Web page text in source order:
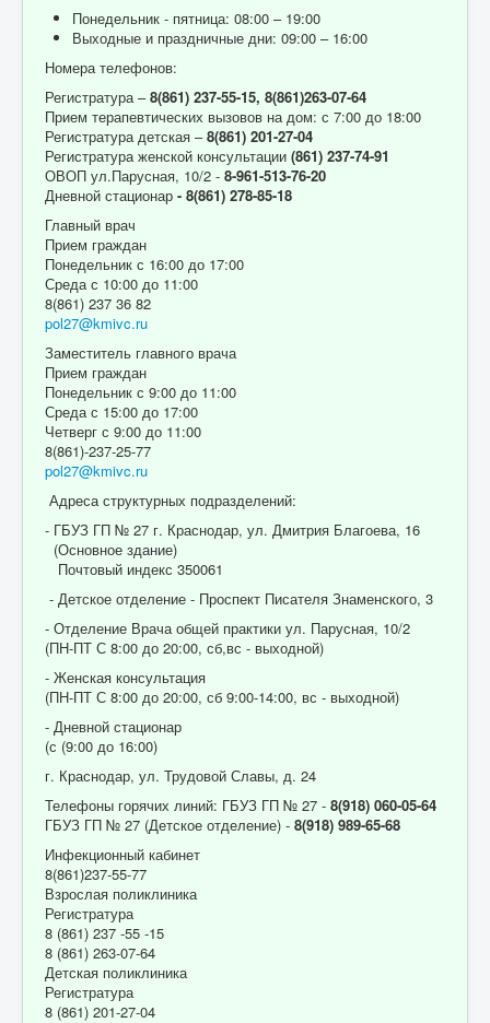
Понедельник - пятница: 08:00 – 19:00
Выходные и праздничные дни: 09:00 – 16:00
Номера телефонов:
Регистратура –8(861) 237-55-15, 8(861)263-07-64
Прием терапевтических вызовов на дом: с 7:00 до 18:00
Регистратура детская –8(861) 201-27-04
Регистратура женской консультации (861) 237-74-91
ОВОП ул.Парусная, 10/2 - 8-961-513-76-20
Дневной стационар - 8(861) 278-85-18
Главный врач
Прием граждан
Понедельник с 16:00 до 17:00
Среда с 10:00 до 11:00
8(861) 237 36 82
pol27@kmivc.ru
Заместитель главного врача
Прием граждан
Понедельник с 9:00 до 11:00
Среда с 15:00 до 17:00
Четверг с 9:00 до 11:00
8(861)-237-25-77
pol27@kmivc.ru
Адреса структурных подразделений:
- ГБУЗ ГП № 27 г. Краснодар, ул. Дмитрия Благоева, 16
(Основное здание)
Почтовый индекс 350061
- Детское отделение - Проспект Писателя Знаменского, 3
- Отделение Врача общей практики ул. Парусная, 10/2
(ПН-ПТ С 8:00 до 20:00, сб,вс - выходной)
- Женская консультация
(ПН-ПТ С 8:00 до 20:00, сб 9:00-14:00, вс - выходной)
- Дневной стационар
(с (9:00 до 16:00)
г. Краснодар, ул. Трудовой Славы, д. 24
Телефоны горячих линий: ГБУЗ ГП № 27 - 8(918) 060-05-64
ГБУЗ ГП № 27 (Детское отделение) - 8(918) 989-65-68
Инфекционный кабинет
8(861)237-55-77
Взрослая поликлиника
Регистратура
8 (861) 237 -55 -15
8 (861) 263-07-64
Детская поликлиника
Регистратура
8 (861) 201-27-04